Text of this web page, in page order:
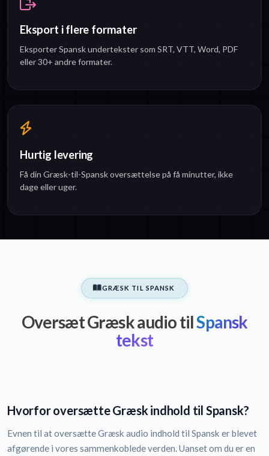
Eksport i flere formater
Eksporter Spansk undertekster som SRT, VTT, Word, PDF
eller 30+ andre formater.
Hurtig levering
Få din Græsk-til-Spansk oversættelse på få minutter, ikke
dage eller uger.
GRÆSK TIL SPANSK
Oversæt Græsk audio tilSpansk
tekst
Hvorfor oversætte Græsk indhold til Spansk?
Evnen til at oversætte Græsk audio indhold til Spansk er blevet
afgørende i vores sammenkoblede verden. Uanset om du er en